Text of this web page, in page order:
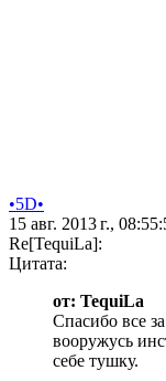
•5D•
15 авг. 2013 г.,
Re[TequiLa]:
Цитата:
от: TequiLa
Спасибо все
вооружусь
себе тушку.